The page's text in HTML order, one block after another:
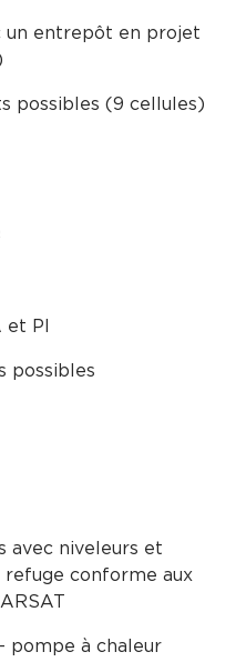
un entrepôt en projet
possibles (9 cellules)
et PI
possibles
avec niveleurs et
conforme aux
pompe à chaleur